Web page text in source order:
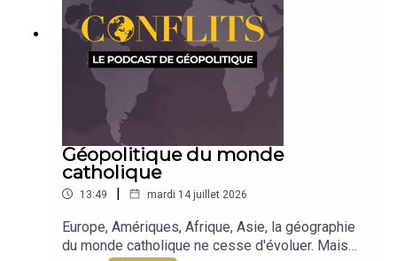
Géopolitique du monde
catholique
13:49 | mardi 14 juillet 2026
Europe, Amériques, Afrique, Asie, la géographie
du monde catholique ne cesse d'évoluer. Mais